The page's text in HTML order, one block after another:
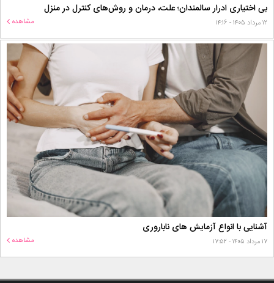
بی اختیاری ادرار سالمندان؛ علت، درمان و روش‌های کنترل در منزل
۱۲ مرداد ۱۴۰۵ - ۱۴:۱۶ مشاهده
آشنایی با انواع آزمایش های ناباروری
۱۷ مرداد ۱۴۰۵ - ۱۷:۵۲ مشاهده